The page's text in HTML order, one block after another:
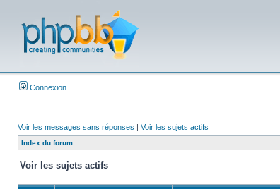
Connexion
Voir les messages sans réponses | Voir les sujets actifs
Index du forum
Voir les sujets actifs